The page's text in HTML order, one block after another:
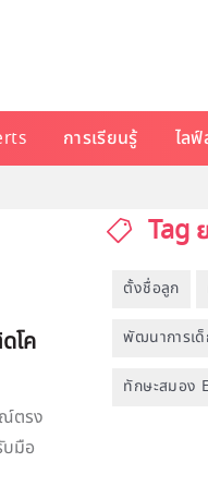
การเรียนรู้ ไล
โค
ตรง
บมือ
Tag
ตั้งชื่อลูก
พัฒนาการเ
ทักษะสมอง